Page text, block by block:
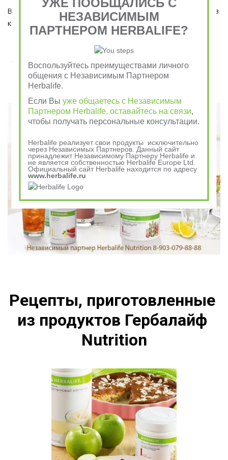
Ведь завтрак является важным приемом пищи, который ни в
коем случае пропускать нельзя!
Завтрак съешь сам, обед раздели с другом, ужин
отдай врагу
Говорили в древности
Рецепты, приготовленные
из продуктов Гербалайф
Nutrition
НЕЗАВИСИМЫМ
ПАРТНЕРОМ HERBALIFE?
Воспользуйтесь преимуществами личного
общения с Независимым Партнером
Herbalife.
Если Выуже общаетесь с Независимым
Партнером Herbalife, оставайтесь на связи,
чтобы получать персональные консультации.
Herbalife реализует свои продукты исключительно
через Независимых Партнеров. Данный сайт
принадлежит Независимому Партнеру Herbalife и
не является собственностью Herbalife Europe Ltd.
Официальный сайт Herbalife находится по адресу
www.herbalife.ru